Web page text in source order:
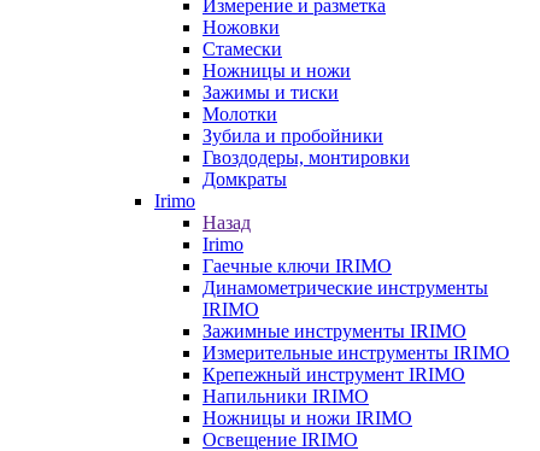
Измерение и разметка
Ножовки
Стамески
Ножницы и ножи
Зажимы и тиски
Молотки
Зубила и пробойники
Гвоздодеры, монтировки
Домкраты
Irimo
Назад
Irimo
Гаечные ключи IRIMO
Динамометрические инструменты
IRIMO
Зажимные инструменты IRIMO
Измерительные инструменты IRIMO
Крепежный инструмент IRIMO
Напильники IRIMO
Ножницы и ножи IRIMO
Освещение IRIMO